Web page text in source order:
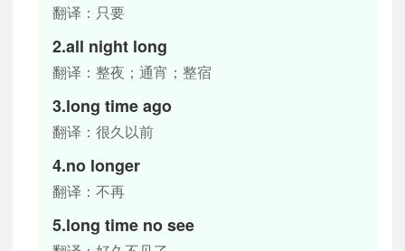
翻译：只要
2.all night long
翻译：整夜；通宵；整宿
3.long time ago
翻译：很久以前
4.no longer
翻译：不再
5.long time no see